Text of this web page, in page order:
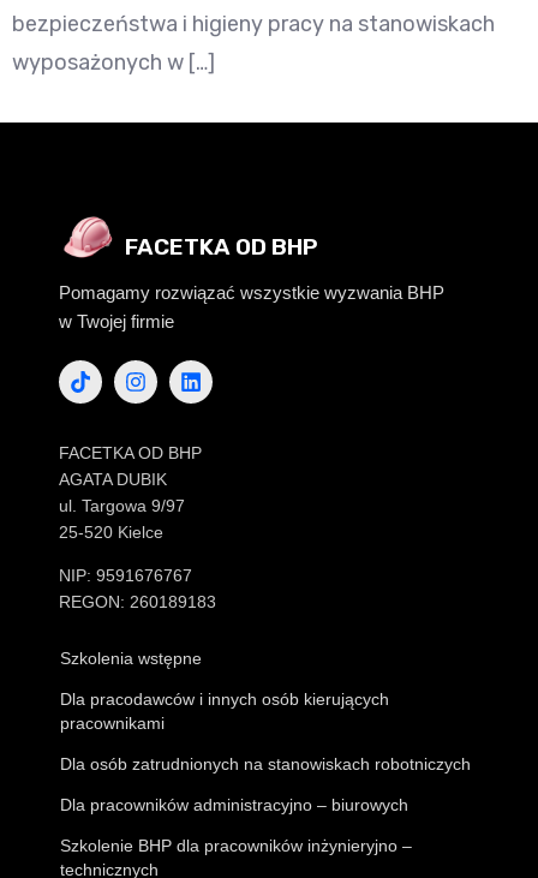
bezpieczeństwa i higieny pracy na stanowiskach
wyposażonych w […]
FACETKA OD BHP
Pomagamy rozwiązać wszystkie wyzwania BHP
w Twojej firmie
FACETKA OD BHP
AGATA DUBIK
ul. Targowa 9/97
25-520 Kielce
NIP: 9591676767
REGON: 260189183
Szkolenia wstępne
Dla pracodawców i innych osób kierujących
pracownikami
Dla osób zatrudnionych na stanowiskach robotniczych
Dla pracowników administracyjno – biurowych
Szkolenie BHP dla pracowników inżynieryjno –
technicznych